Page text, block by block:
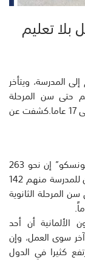
بلا تعليم
إلى المدرسة، ويتأخر
حتى سن المرحلة
الثانوية المؤهلة للتعليم الجامعي أي بين سن 15 إلى 17 عاما.كشفت عن
قالت دراسة لمنظمة الأمم المتحدة للطفولة “اليونسكو” إن نحو 263
مليون من الأطفال والشبيبة في العالم لا يذهبون للمدرسة منهم 142
المرحلة الثانوية
أن أحد
سوى العمل، وإن
كثيرا في الدول